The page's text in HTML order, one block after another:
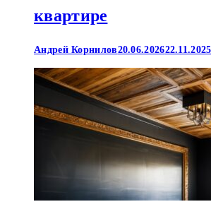
квартире
Андрей Корнилов20.06.202622.11.2025